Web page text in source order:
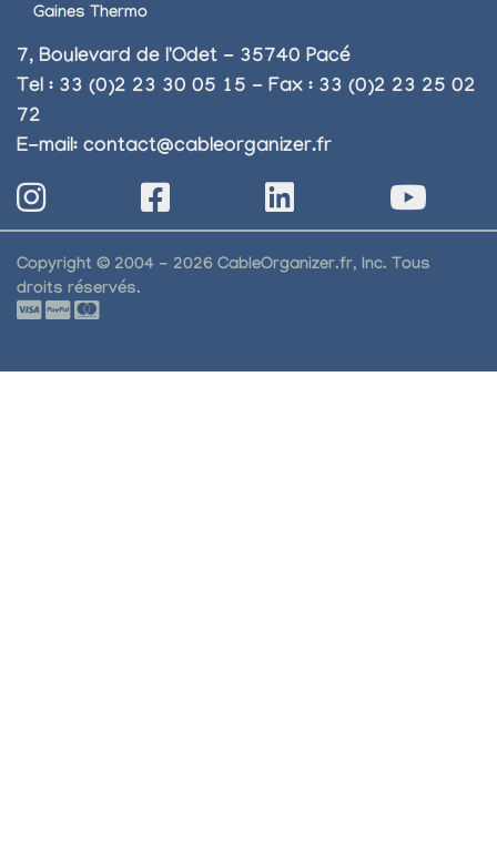
Gaines Thermo
7, Boulevard de l'Odet - 35740 Pacé
Tel : 33 (0)2 23 30 05 15 - Fax : 33 (0)2 23 25 02
72
E-mail: contact@cableorganizer.fr
Copyright © 2004 - 2026 CableOrganizer.fr, Inc. Tous
droits réservés.